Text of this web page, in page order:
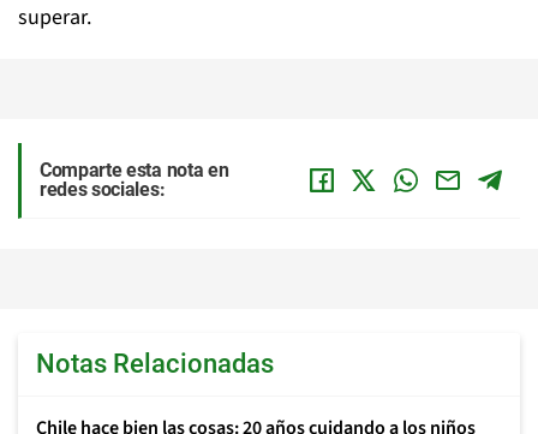
superar.
Comparte esta nota en
redes sociales:
Notas Relacionadas
Chile hace bien las cosas: 20 años cuidando a los niños